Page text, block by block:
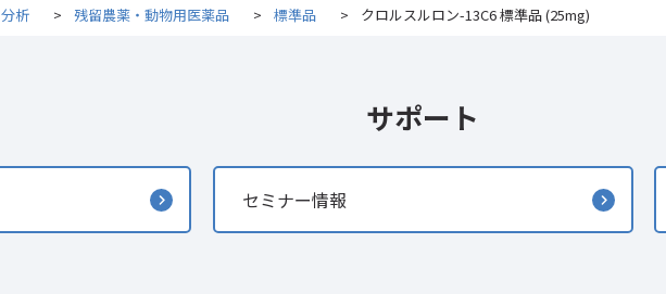
分析 > 残留農薬・動物用医薬品 > 標準品 > クロルスルロン-13C6 標準品 (25mg)
サポート
セミナー情報